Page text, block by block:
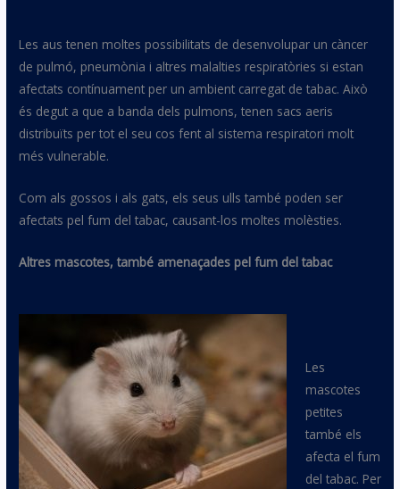
Les aus tenen moltes possibilitats de desenvolupar un càncer
de pulmó, pneumònia i altres malalties respiratòries si estan
afectats contínuament per un ambient carregat de tabac. Això
és degut a que a banda dels pulmons, tenen sacs aeris
distribuïts per tot el seu cos fent al sistema respiratori molt
més vulnerable.
Com als gossos i als gats, els seus ulls també poden ser
afectats pel fum del tabac, causant-los moltes molèsties.
Altres mascotes, també amenaçades pel fum del tabac
Les
mascotes
petites
també els
afecta el fum
del tabac. Per